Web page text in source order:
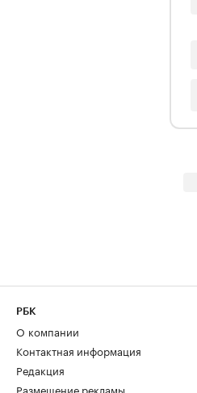
РБК
О компании
Контактная информация
Редакция
Размещение рекламы